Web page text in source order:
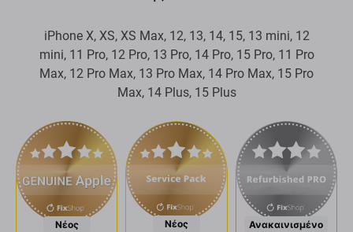
iPhone X, XS, XS Max, 12, 13, 14, 15, 13 mini, 12
mini, 11 Pro, 12 Pro, 13 Pro, 14 Pro, 15 Pro, 11 Pro
Max, 12 Pro Max, 13 Pro Max, 14 Pro Max, 15 Pro
Max, 14 Plus, 15 Plus
Νέος Νέος Ανακαινισμένο